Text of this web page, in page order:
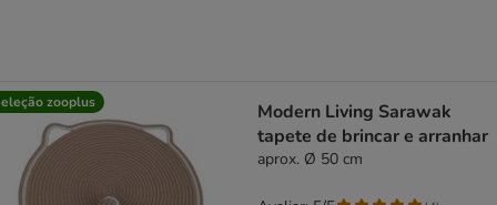
zooplus
Modern Living Sarawak
tapete de brincar e arranhar
aprox. Ø 50 cm